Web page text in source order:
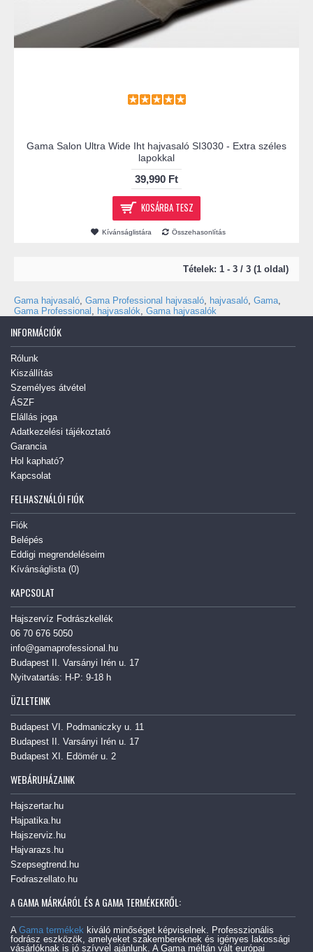
Gama Salon Ultra Wide Iht hajvasaló SI3030 - Extra széles
lapokkal
39,990 Ft
KOSÁRBA TESZ
Kívánságlistára Összehasonlítás
Tételek: 1 - 3 / 3 (1 oldal)
Gama hajvasaló, Gama Professional hajvasaló, hajvasaló, Gama,
Gama Professional , hajvasalók, Gama hajvasalók
INFORMÁCIÓK
Rólunk
Kiszállítás
Személyes átvétel
ÁSZF
Elállás joga
Adatkezelési tájékoztató
Garancia
Hol kapható?
Kapcsolat
FELHASZNÁLÓI FIÓK
Fiók
Belépés
Eddigi megrendeléseim
Kívánságlista (0)
KAPCSOLAT
Hajszervíz Fodrászkellék
06 70 676 5050
info@gamaprofessional.hu
Budapest II. Varsányi Irén u. 17
Nyitvatartás: H-P: 9-18 h
ÜZLETEINK
Budapest VI. Podmaniczky u. 11
Budapest II. Varsányi Irén u. 17
Budapest XI. Edömér u. 2
WEBÁRUHÁZAINK
Hajszertar.hu
Hajpatika.hu
Hajszerviz.hu
Hajvarazs.hu
Szepsegtrend.hu
Fodraszellato.hu
A GAMA MÁRKÁRÓL ÉS A GAMA TERMÉKEKRŐL:
A Gama termékek kiváló minőséget képviselnek. Professzionális
fodrász eszközök, amelyeket szakembereknek és igényes lakossági
vásárlóknak is jó szívvel ajánlunk. A Gama méltán vált európai